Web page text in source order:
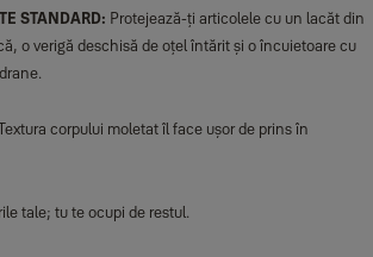
STANDARD: Protejează-ți articolele cu un lacăt din
o verigă deschisă de oțel întărit și o încuietoare cu
corpului moletat îl face ușor de prins în
tale; tu te ocupi de restul.